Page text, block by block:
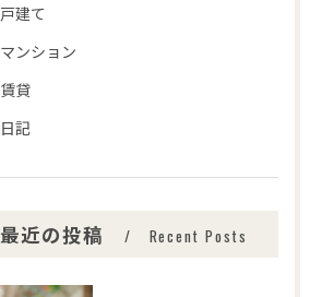
戸建て
マンション
賃貸
日記
最近の投稿 Recent Posts